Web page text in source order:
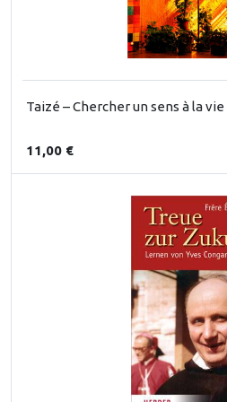
Taizé – Chercher un sens à la vie
11,00 €